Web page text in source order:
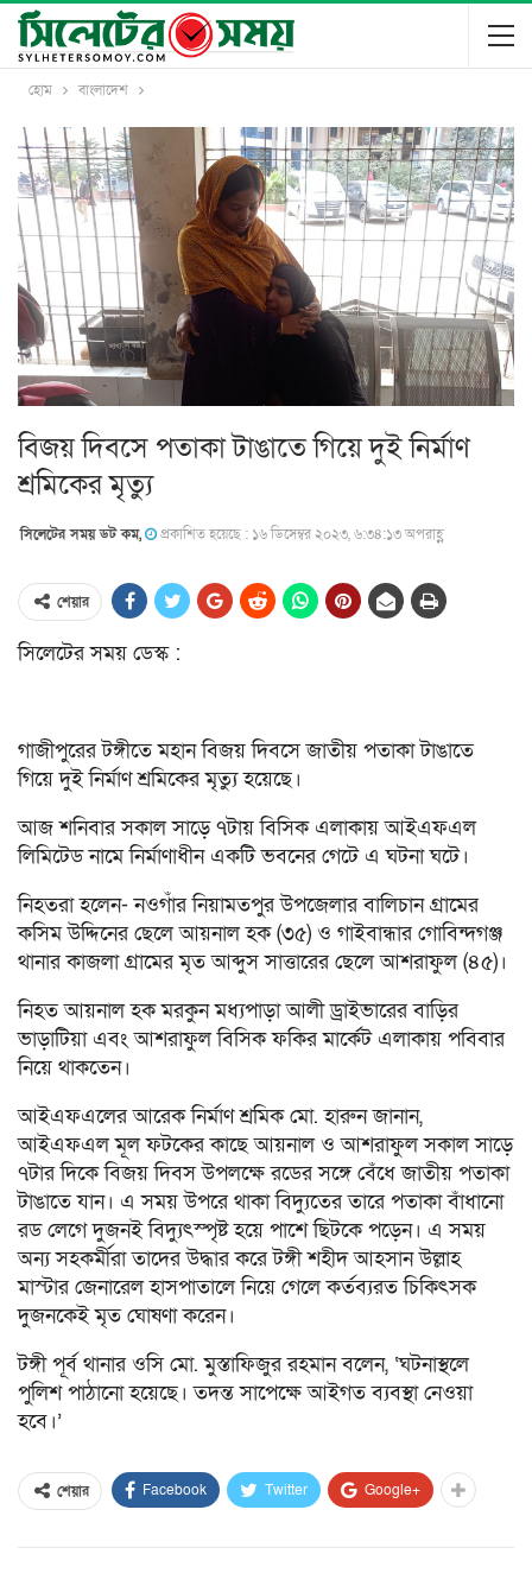
হোম বাংলাদেশ
বিজয় দিবসে পতাকা টাঙাতে গি‌য়ে দুই নির্মাণ
শ্রমিকের মৃ‌ত্যু
সিলেটের সময় ডট কম, প্রকাশিত হয়েছে : ১৬ ডিসেম্বর ২০২৩, ৬:৩৪:১৩ অপরাহ্ণ
শেয়ার
সিলেটের সময় ডেস্ক :
গাজীপুরের টঙ্গীতে মহান বিজয় দিবসে জাতীয় পতাকা টাঙাতে
গিয়ে দুই নির্মাণ শ্রমিকের মৃত্যু হয়েছে।
আজ শনিবার সকাল সা‌ড়ে ৭টায় বিসিক এলাকায় আইএফএল
লি‌মি‌টেড না‌মে নির্মাণাধীন এক‌টি ভবনের গে‌টে এ ঘটনা ঘটে।
নিহতরা হলেন- নওগাঁর নিয়ামতপুর উপজেলার বালিচান গ্রামের
কসিম উদ্দিনের ছেলে আয়নাল হক (৩৫) ও গাইবান্ধার গোবিন্দগঞ্জ
থানার কাজলা গ্রামের মৃত আব্দুস সাত্তারের ছেলে আশরাফুল (৪৫)।
নিহত আয়নাল হক মরকুন মধ্যপাড়া আলী ড্রাইভারের বাড়ির
ভাড়াটিয়া এবং আশরাফুল বিসিক ফকির মার্কেট এলাকায় পবিবার
নিয়ে থাকতেন।
আইএফএ‌লের আরেক নির্মাণ শ্রমিক মো. হারুন জানান,
আইএফএল মূল ফট‌কের কা‌ছে আয়নাল ও আশরাফুল সকাল সাড়ে
৭টার দিকে বিজয় দিবস উপলক্ষে র‌ডের সঙ্গে বে‌ঁধে জাতীয় পতাকা
টাঙাতে যান। এ সময় উপ‌রে থাকা বিদ্যুতের তা‌রে পতাকা বাঁধা‌নো
রড লে‌গে দুজনই বিদ্যুৎস্পৃষ্ট হয়ে পাশে ছিটকে পড়েন। এ সময়
অন্য সহকর্মীরা তাদের উদ্ধার করে টঙ্গী শহীদ আহসান উল্লাহ
মাস্টার জেনারেল হাসপাতালে নিয়ে গেলে কর্তব্যরত চিকিৎসক
দুজনকেই মৃত ঘোষণা করেন।
টঙ্গী পূর্ব থানার ওসি মো. মুস্তাফিজুর রহমান বলেন, ‘ঘটনাস্থলে
পুলিশ পাঠানো হয়েছে। তদন্ত সাপেক্ষে আইগত ব্যবস্থা নেওয়া
হবে।’
শেয়ার Facebook Twitter Google+